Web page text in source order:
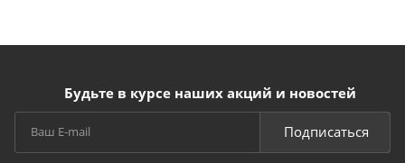
Будьте в курсе наших акций и новостей
Подписаться